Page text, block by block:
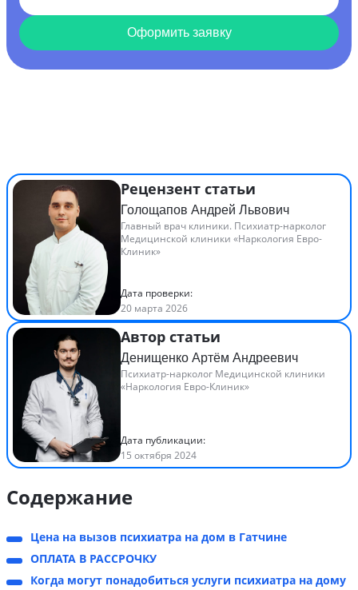
Оформить заявку
Рецензент статьи
Голощапов Андрей Львович
Главный врач клиники. Психиатр-нарколог
Медицинской клиники «Наркология Евро-
Клиник»
Дата проверки:
20 марта 2026
Автор статьи
Денищенко Артём Андреевич
Психиатр-нарколог Медицинской клиники
«Наркология Евро-Клиник»
Дата публикации:
15 октября 2024
Содержание
Цена на вызов психиатра на дом в Гатчине
ОПЛАТА В РАССРОЧКУ
Когда могут понадобиться услуги психиатра на дому